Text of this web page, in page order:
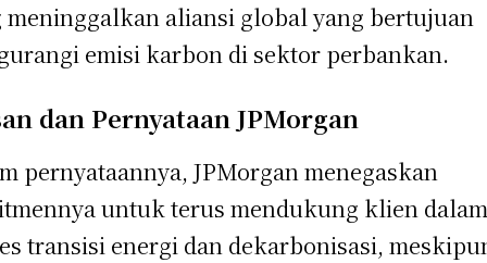
meninggalkan aliansi global yang bertujuan
emisi karbon di sektor perbankan.
dan Pernyataan JPMorgan
pernyataannya, JPMorgan menegaskan
untuk terus mendukung klien
transisi energi dan dekarbonisasi,